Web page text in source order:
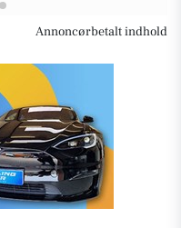
Annoncørbetalt indhold